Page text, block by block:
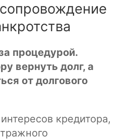
процедурой.
вернуть долг, а
от долгового
кредитора,